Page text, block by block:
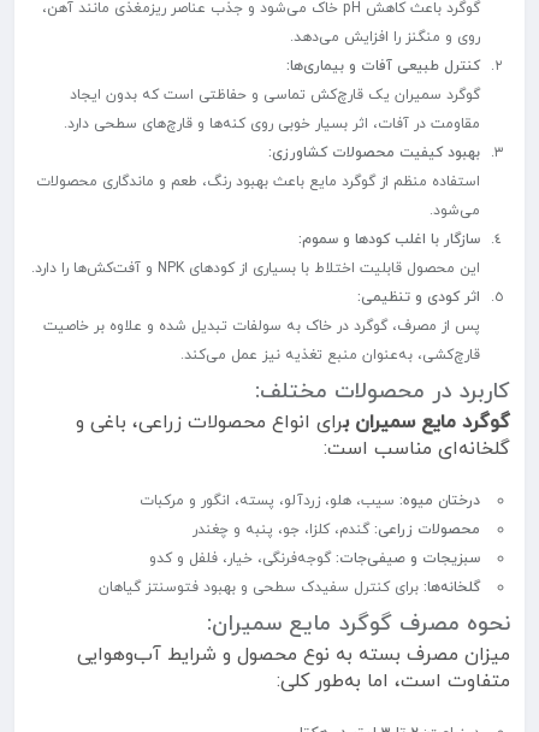
گوگرد باعث کاهش pH خاک می‌شود و جذب عناصر ریزمغذی مانند آهن،
روی و منگنز را افزایش می‌دهد.
کنترل طبیعی آفات و بیماری‌ها:
گوگرد سمیران یک قارچ‌کش تماسی و حفاظتی است که بدون ایجاد
مقاومت در آفات، اثر بسیار خوبی روی کنه‌ها و قارچ‌های سطحی دارد.
بهبود کیفیت محصولات کشاورزی:
استفاده منظم از گوگرد مایع باعث بهبود رنگ، طعم و ماندگاری محصولات
می‌شود.
سازگار با اغلب کودها و سموم:
این محصول قابلیت اختلاط با بسیاری از کودهای NPK و آفت‌کش‌ها را دارد.
اثر کودی و تنظیمی:
پس از مصرف، گوگرد در خاک به سولفات تبدیل شده و علاوه بر خاصیت
قارچ‌کشی، به‌عنوان منبع تغذیه نیز عمل می‌کند.
کاربرد در محصولات مختلف:
گوگرد مایع سمیران برای انواع محصولات زراعی، باغی و
گلخانه‌ای مناسب است:
درختان میوه: سیب، هلو، زردآلو، پسته، انگور و مرکبات
محصولات زراعی:گندم، کلزا، جو، پنبه و چغندر
سبزیجات و صیفی‌جات:گوجه‌فرنگی، خیار، فلفل و کدو
گلخانه‌ها: برای کنترل سفیدک سطحی و بهبود فتوسنتز گیاهان
نحوه مصرف گوگرد مایع سمیران:
میزان مصرف بسته به نوع محصول و شرایط آب‌وهوایی
متفاوت است، اما به‌طور کلی: